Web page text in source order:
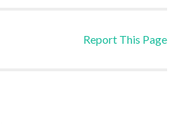
Report This Page